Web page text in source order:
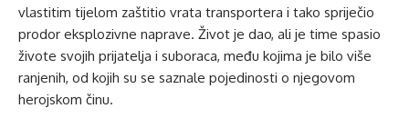
vlastitim tijelom zaštitio vrata transportera i tako spriječio
prodor eksplozivne naprave. Život je dao, ali je time spasio
živote svojih prijatelja i suboraca, među kojima je bilo više
ranjenih, od kojih su se saznale pojedinosti o njegovom
herojskom činu.